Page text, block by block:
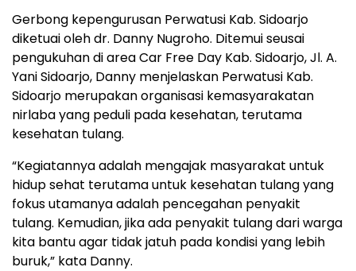
Gerbong kepengurusan Perwatusi Kab. Sidoarjo
diketuai oleh dr. Danny Nugroho. Ditemui seusai
pengukuhan di area Car Free Day Kab. Sidoarjo, Jl. A.
Yani Sidoarjo, Danny menjelaskan Perwatusi Kab.
Sidoarjo merupakan organisasi kemasyarakatan
nirlaba yang peduli pada kesehatan, terutama
kesehatan tulang.
“Kegiatannya adalah mengajak masyarakat untuk
hidup sehat terutama untuk kesehatan tulang yang
fokus utamanya adalah pencegahan penyakit
tulang. Kemudian, jika ada penyakit tulang dari warga
kita bantu agar tidak jatuh pada kondisi yang lebih
buruk,” kata Danny.